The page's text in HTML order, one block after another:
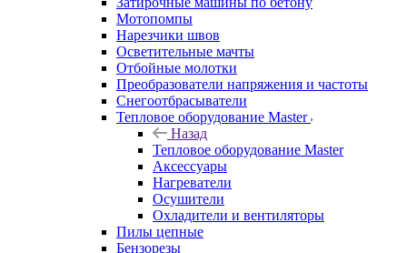
Мотопомпы
Нарезчики швов
Осветительные мачты
Отбойные молотки
Преобразователи напряжения и частоты
Снегоотбрасыватели
Тепловое оборудование Master
Назад
Тепловое оборудование Master
Аксессуары
Нагреватели
Осушители
Охладители и вентиляторы
Пилы цепные
Бензорезы